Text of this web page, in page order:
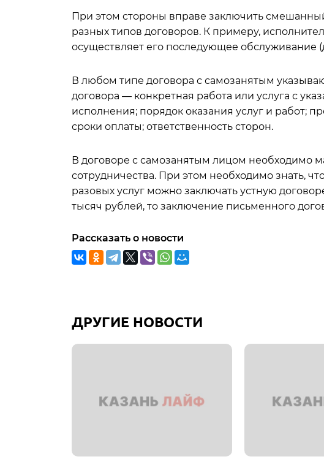
При этом стороны вправе заключить
разных типов договоров. К примеру,
осуществляет его последующее обслуживание
В любом типе договора с самозанятым
договора — конкретная работа или услуга с
исполнения; порядок оказания услуг и работ;
сроки оплаты; ответственность сторон.
В договоре с самозанятым лицом необходимо
сотрудничества. При этом необходимо знать,
разовых услуг можно заключать устную
тысяч рублей, то заключение письменного
Рассказать о новости
ДРУГИЕ НОВОСТИ